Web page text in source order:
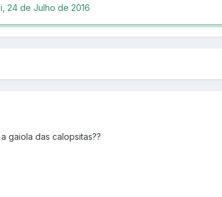
24 de Julho de 2016
gaiola das calopsitas??